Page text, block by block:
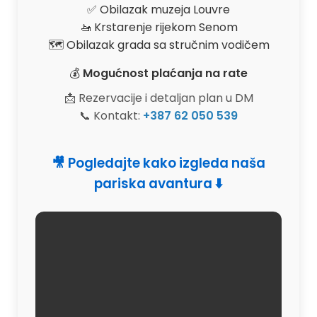
✅ Obilazak muzeja Louvre
🚤 Krstarenje rijekom Senom
🗺️ Obilazak grada sa stručnim vodičem
💰 Mogućnost plaćanja na rate
📩 Rezervacije i detaljan plan u DM
📞 Kontakt: +387 62 050 539
🎥 Pogledajte kako izgleda naša
pariska avantura ⬇️